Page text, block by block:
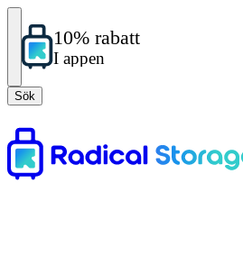
10% rabatt
I appen
Sök